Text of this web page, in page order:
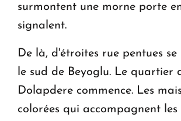
surmontent une morne porte
signalent.
De là, d'étroites rue pentues se
le sud de Beyoglu. Le quartier
Dolapdere commence. Les
colorées qui accompagnent les